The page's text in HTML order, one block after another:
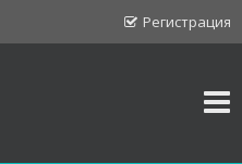
Регистрация